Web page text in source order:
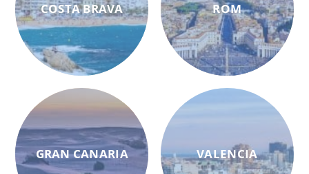
COSTA BRAVA
GRAN CANARIA
ROM
VALENCIA